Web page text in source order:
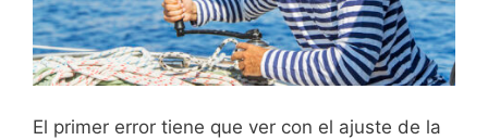
El primer error tiene que ver con el ajuste de la